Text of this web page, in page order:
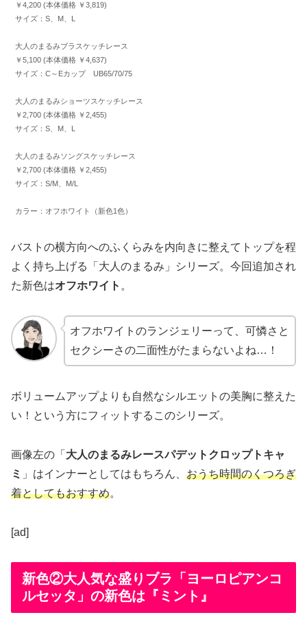
￥4,200 (本体価格 ￥3,819)
サイズ：S、M、L
大人のまるみブラスケッチレース
￥5,100 (本体価格 ￥4,637)
サイズ：C～Eカップ UB65/70/75
大人のまるみショーツスケッチレース
￥2,700 (本体価格 ￥2,455)
サイズ：S、M、L
大人のまるみソングスケッチレース
￥2,700 (本体価格 ￥2,455)
サイズ：S/M、M/L
カラー：オフホワイト（新色1色）
バストの横方向へのふくらみを内向きに整えてトップを程
よく持ち上げる「大人のまるみ」シリーズ。今回追加され
た新色はオフホワイト 。
オフホワイトのランジェリーって、可憐さと
セクシーさの二面性がたまらないよね…！
ボリュームアップよりも自然なシルエットの美胸に整えた
い！という方にフィットするこのシリーズ。
画像左の「 大人のまるみレースパデットクロップトキャ
ミ 」はインナーとしてはもちろん、 おうち時間のくつろぎ
着としてもおすすめ。
[ad]
新色②大人気な盛りブラ「ヨーロピアンコ
ルセッタ」の新色は『ミント』